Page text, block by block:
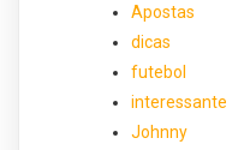
Apostas
dicas
futebol
interessante
Johnny